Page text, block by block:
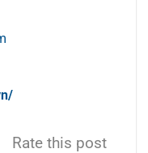
Rate this post